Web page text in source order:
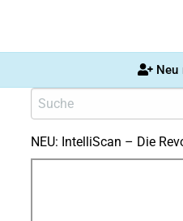
Neu
NEU: IntelliScan – Die